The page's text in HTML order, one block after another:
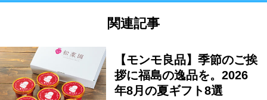
関連記事
【モンモ良品】季節のご挨
拶に福島の逸品を。2026
年8月の夏ギフト8選